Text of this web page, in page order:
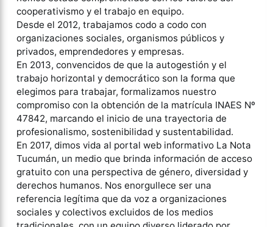
cooperativismo y el trabajo en equipo.
Desde el 2012, trabajamos codo a codo con
organizaciones sociales, organismos públicos y
privados, emprendedores y empresas.
En 2013, convencidos de que la autogestión y el
trabajo horizontal y democrático son la forma que
elegimos para trabajar, formalizamos nuestro
compromiso con la obtención de la matrícula INAES Nº
47842, marcando el inicio de una trayectoria de
profesionalismo, sostenibilidad y sustentabilidad.
En 2017, dimos vida al portal web informativo La Nota
Tucumán, un medio que brinda información de acceso
gratuito con una perspectiva de género, diversidad y
derechos humanos. Nos enorgullece ser una
referencia legítima que da voz a organizaciones
sociales y colectivos excluidos de los medios